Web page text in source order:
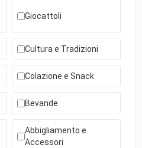
Giocattoli
Cultura e Tradizioni
Colazione e Snack
Bevande
Abbigliamento e
Accessori